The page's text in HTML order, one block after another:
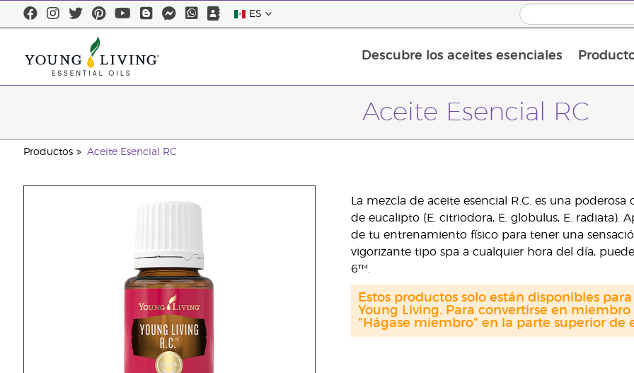
ES
Descubre los aceites esenciales
Aceite Esencial RC
Productos Aceite Esencial RC
La mezcla de aceite esencial R.C. es una
de eucalipto (E. citriodora, E. globulus, E. radiata).
de tu entrenamiento físico para tener una
vigorizante tipo spa a cualquier hora del día,
6™.
Estos productos solo están disponibles
Young Living. Para convertirse en
"Hágase miembro" en la parte superior de